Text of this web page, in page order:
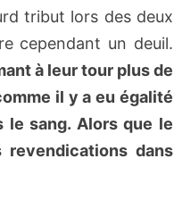
tribut lors des deux
cependant un deuil.
à leur tour plus de
il y a eu égalité
le sang. Alors que le
dans